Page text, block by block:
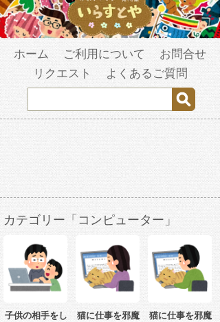
ホーム ご利用について
お問合せ
リクエスト
よくあるご質問
カテゴリー「コンピューター」
子供の相手をし
猫に仕事を邪魔
猫に仕事を邪魔